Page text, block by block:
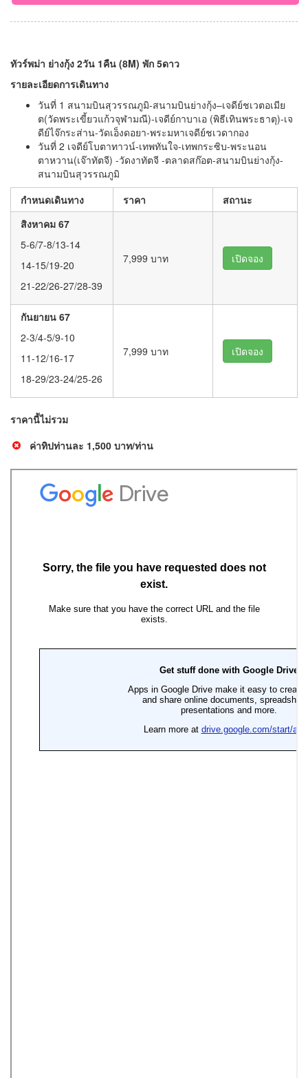
ทัวร์พม่า ย่างกุ้ง 2วัน 1คืน (8M) พัก 5ดาว
รายละเอียดการเดินทาง
วันที่ 1 สนามบินสุวรรณภูมิ-สนามบินย่างกุ้ง–เจดีย์ชเวตอเมีย
ต(วัดพระเขี้ยวแก้วจุฬามณี)-เจดีย์กาบาเอ (พิธีเทินพระธาตุ)-เจ
ดีย์ไจ๊กระส่าน-วัดเอ็งดอยา-พระมหาเจดีย์ชเวดากอง
วันที่ 2 เจดีย์โบตาทาวน์-เทพทันใจ-เทพกระซิบ-พระนอน
ตาหวาน(เจ๊าทัตจี) -วัดงาทัตจี -ตลาดสก๊อต-สนามบินย่างกุ้ง-
สนามบินสุวรรณภูมิ
กำหนดเดินทาง
ราคา
สถานะ
สิงหาคม 67
5-6/7-8/13-14
14-15/19-20
21-22/26-27/28-39
7,999 บาท เปิดจอง
กันยายน 67
2-3/4-5/9-10
11-12/16-17
18-29/23-24/25-26
7,999 บาท เปิดจอง
ราคานี้ไม่รวม
ค่าทิปท่านละ 1,500 บาท/ท่าน